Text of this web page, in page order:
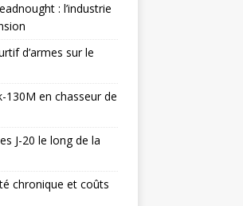
: l’industrie
d’armes sur le
130M en chasseur de
J-20 le long de la
chronique et coûts